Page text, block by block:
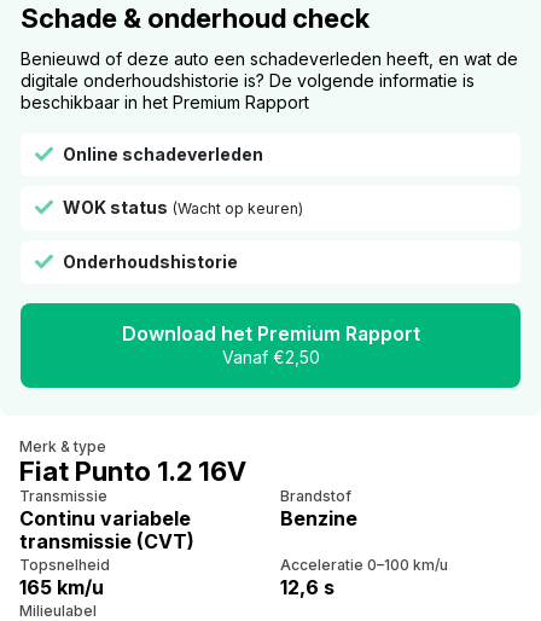
Schade & onderhoud check
Benieuwd of deze auto een schadeverleden heeft, en wat de
digitale onderhoudshistorie is? De volgende informatie is
beschikbaar in het Premium Rapport
Online schadeverleden
WOK status (Wacht op keuren)
Onderhoudshistorie
Download het Premium Rapport
Vanaf €2,50
Merk & type
Fiat Punto 1.2 16V
Transmissie
Continu variabele
transmissie (CVT)
Brandstof
Benzine
Topsnelheid
165 km/u
Acceleratie 0–100 km/u
12,6 s
Milieulabel